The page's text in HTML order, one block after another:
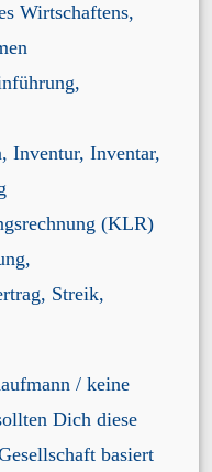
Wirtschaftens,
,
,Inventur, Inventar,
(KLR)
,
, Streik,
/ keine
Dich diese
basiert